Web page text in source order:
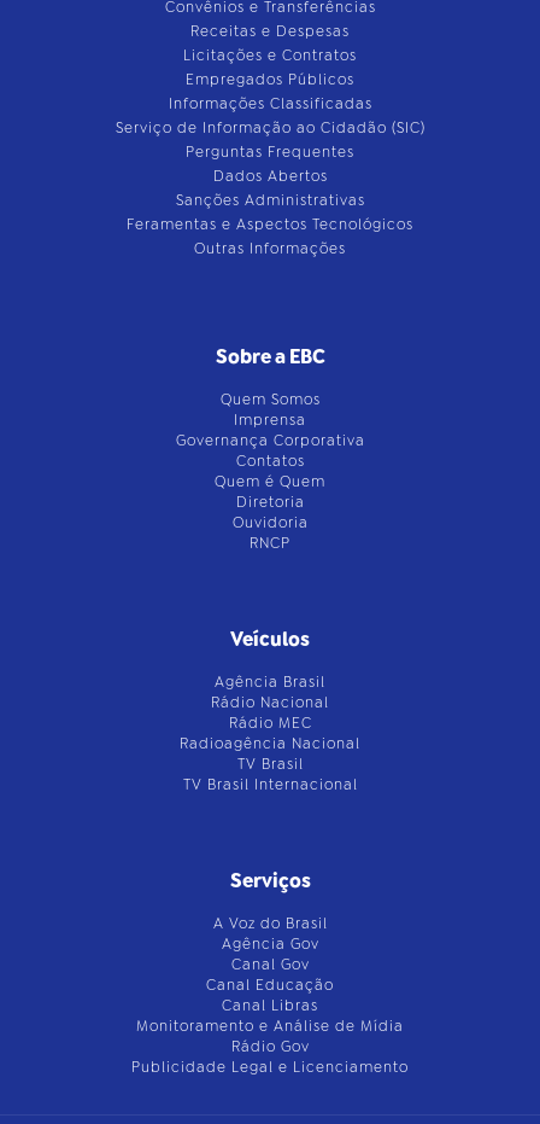
Convênios e Transferências
Receitas e Despesas
Licitações e Contratos
Empregados Públicos
Informações Classificadas
Serviço de Informação ao Cidadão (SIC)
Perguntas Frequentes
Dados Abertos
Sanções Administrativas
Feramentas e Aspectos Tecnológicos
Outras Informações
Sobre a EBC
Quem Somos
Imprensa
Governança Corporativa
Contatos
Quem é Quem
Diretoria
Ouvidoria
RNCP
Veículos
Agência Brasil
Rádio Nacional
Rádio MEC
Radioagência Nacional
TV Brasil
TV Brasil Internacional
Serviços
A Voz do Brasil
Agência Gov
Canal Gov
Canal Educação
Canal Libras
Monitoramento e Análise de Mídia
Rádio Gov
Publicidade Legal e Licenciamento